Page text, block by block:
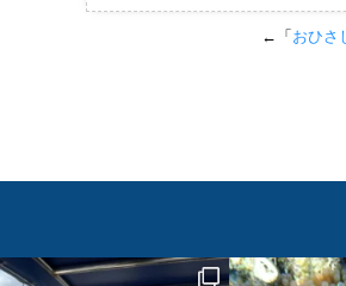
←「 おひさ